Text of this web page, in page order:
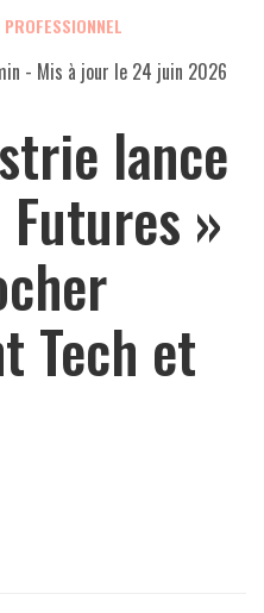
- Mis à jour le 24 juin 2026
lance
»
Tech et